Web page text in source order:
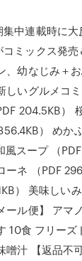
中連載時に大
ミックス発売
、幼なじみ＋
いグルメコミ
204.5KB）
） めか
スープ （PDF
ーネ （PDF
） 美味しい
ール便】 アマ
10食 フリーズ
噌汁 【返品不